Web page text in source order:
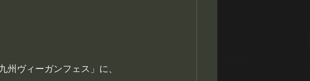
州ヴィーガンフェス」に、